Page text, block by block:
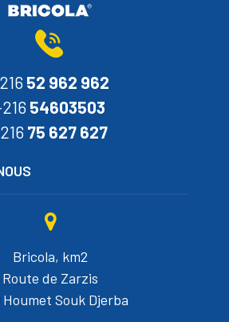
52 962 962
54603503
75 627 627
Bricola, km2
Route de Zarzis
Houmet Souk Djerba